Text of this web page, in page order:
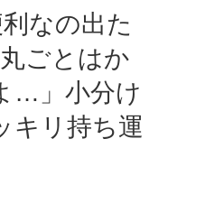
なの出た
ごとはか
…」小分け
キリ持ち運